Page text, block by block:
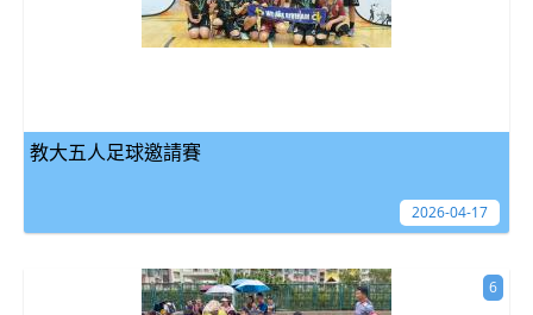
教大五人足球邀請賽
2026-04-17
6